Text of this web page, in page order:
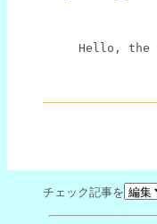
Hello, the
チェック記事を